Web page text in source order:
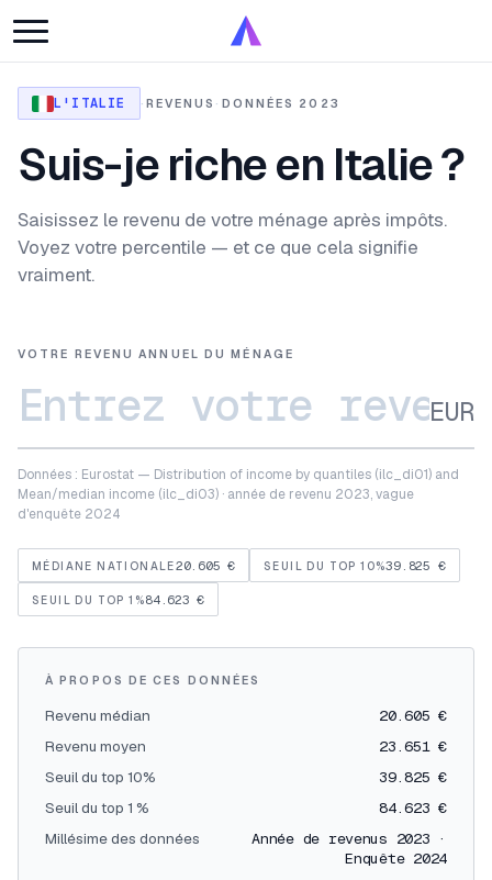
L'ITALIE · REVENUS · DONNÉES 2023
Suis-je riche en Italie ?
Saisissez le revenu de votre ménage après impôts.
Voyez votre percentile — et ce que cela signifie
vraiment.
VOTRE REVENU ANNUEL DU MÉNAGE
EUR
Données : Eurostat — Distribution of income by quantiles (ilc_di01) and
Mean/median income (ilc_di03) · année de revenu 2023, vague
d'enquête 2024
MÉDIANE NATIONALE20.605 € SEUIL DU TOP 10%39.825 €
SEUIL DU TOP 1%84.623 €
À PROPOS DE CES DONNÉES
Revenu médian
20.605 €
Revenu moyen
23.651 €
Seuil du top 10%
39.825 €
Seuil du top 1 %
84.623 €
Millésime des données
Année de revenus 2023 ·
Enquête 2024